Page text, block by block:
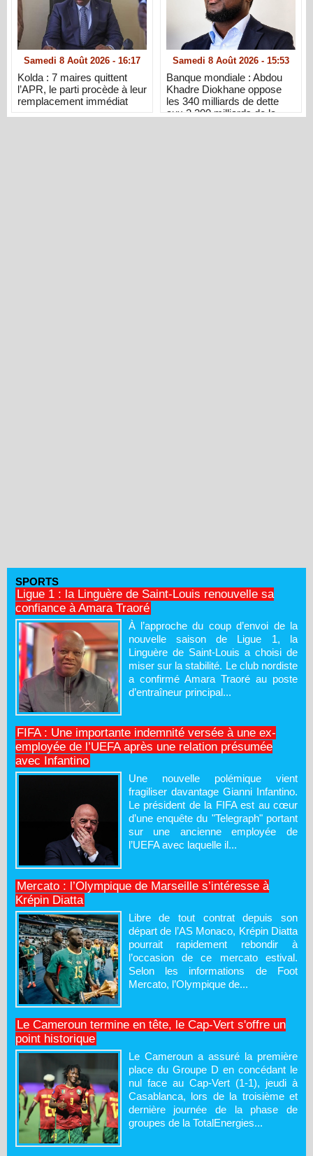
Samedi 8 Août 2026 - 16:17
Kolda : 7 maires quittent
l’APR, le parti procède à leur
remplacement immédiat
Samedi 8 Août 2026 - 15:53
Banque mondiale : Abdou
Khadre Diokhane oppose
les 340 milliards de dette
aux 2 200 milliards de la
SPORTS
Ligue 1 : la Linguère de Saint-Louis renouvelle sa
confiance à Amara Traoré
À l’approche du coup d’envoi de la
nouvelle saison de Ligue 1, la
Linguère de Saint-Louis a choisi de
miser sur la stabilité. Le club nordiste
a confirmé Amara Traoré au poste
d’entraîneur principal...
FIFA : Une importante indemnité versée à une ex-
employée de l’UEFA après une relation présumée
avec Infantino
Une nouvelle polémique vient
fragiliser davantage Gianni Infantino.
Le président de la FIFA est au cœur
d’une enquête du "Telegraph" portant
sur une ancienne employée de
l’UEFA avec laquelle il...
Mercato : l’Olympique de Marseille s’intéresse à
Krépin Diatta
Libre de tout contrat depuis son
départ de l’AS Monaco, Krépin Diatta
pourrait rapidement rebondir à
l’occasion de ce mercato estival.
Selon les informations de Foot
Mercato, l’Olympique de...
Le Cameroun termine en tête, le Cap-Vert s'offre un
point historique
Le Cameroun a assuré la première
place du Groupe D en concédant le
nul face au Cap-Vert (1-1), jeudi à
Casablanca, lors de la troisième et
dernière journée de la phase de
groupes de la TotalEnergies...